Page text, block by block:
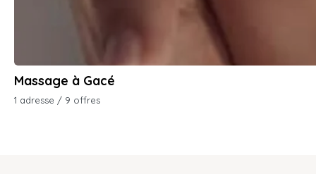
Massage à Gacé
1 adresse / 9 offres